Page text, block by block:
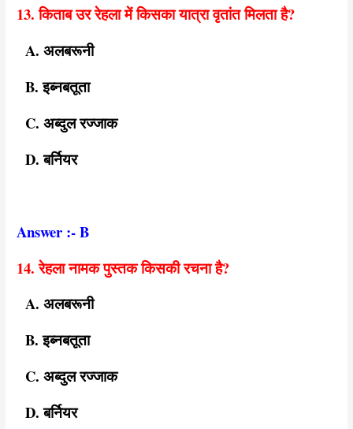
13. किताब उर रेहला में किसका यात्रा वृतांत मिलता है?
A. अलबरूनी
B. इब्नबतूता
C. अब्दुल रज्जाक
D. बर्नियर
Answer :- B
14. रेहला नामक पुस्तक किसकी रचना है?
A. अलबरूनी
B. इब्नबतूता
C. अब्दुल रज्जाक
D. बर्नियर